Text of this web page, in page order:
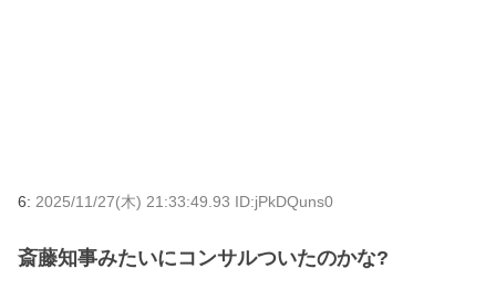
6: 2025/11/27(木) 21:33:49.93 ID:jPkDQuns0
斎藤知事みたいにコンサルついたのかな?